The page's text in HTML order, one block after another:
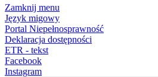
Zamknij menu
Język migowy
Portal Niepełnosprawność
Deklaracja dostępności
ETR - tekst
Facebook
Instagram